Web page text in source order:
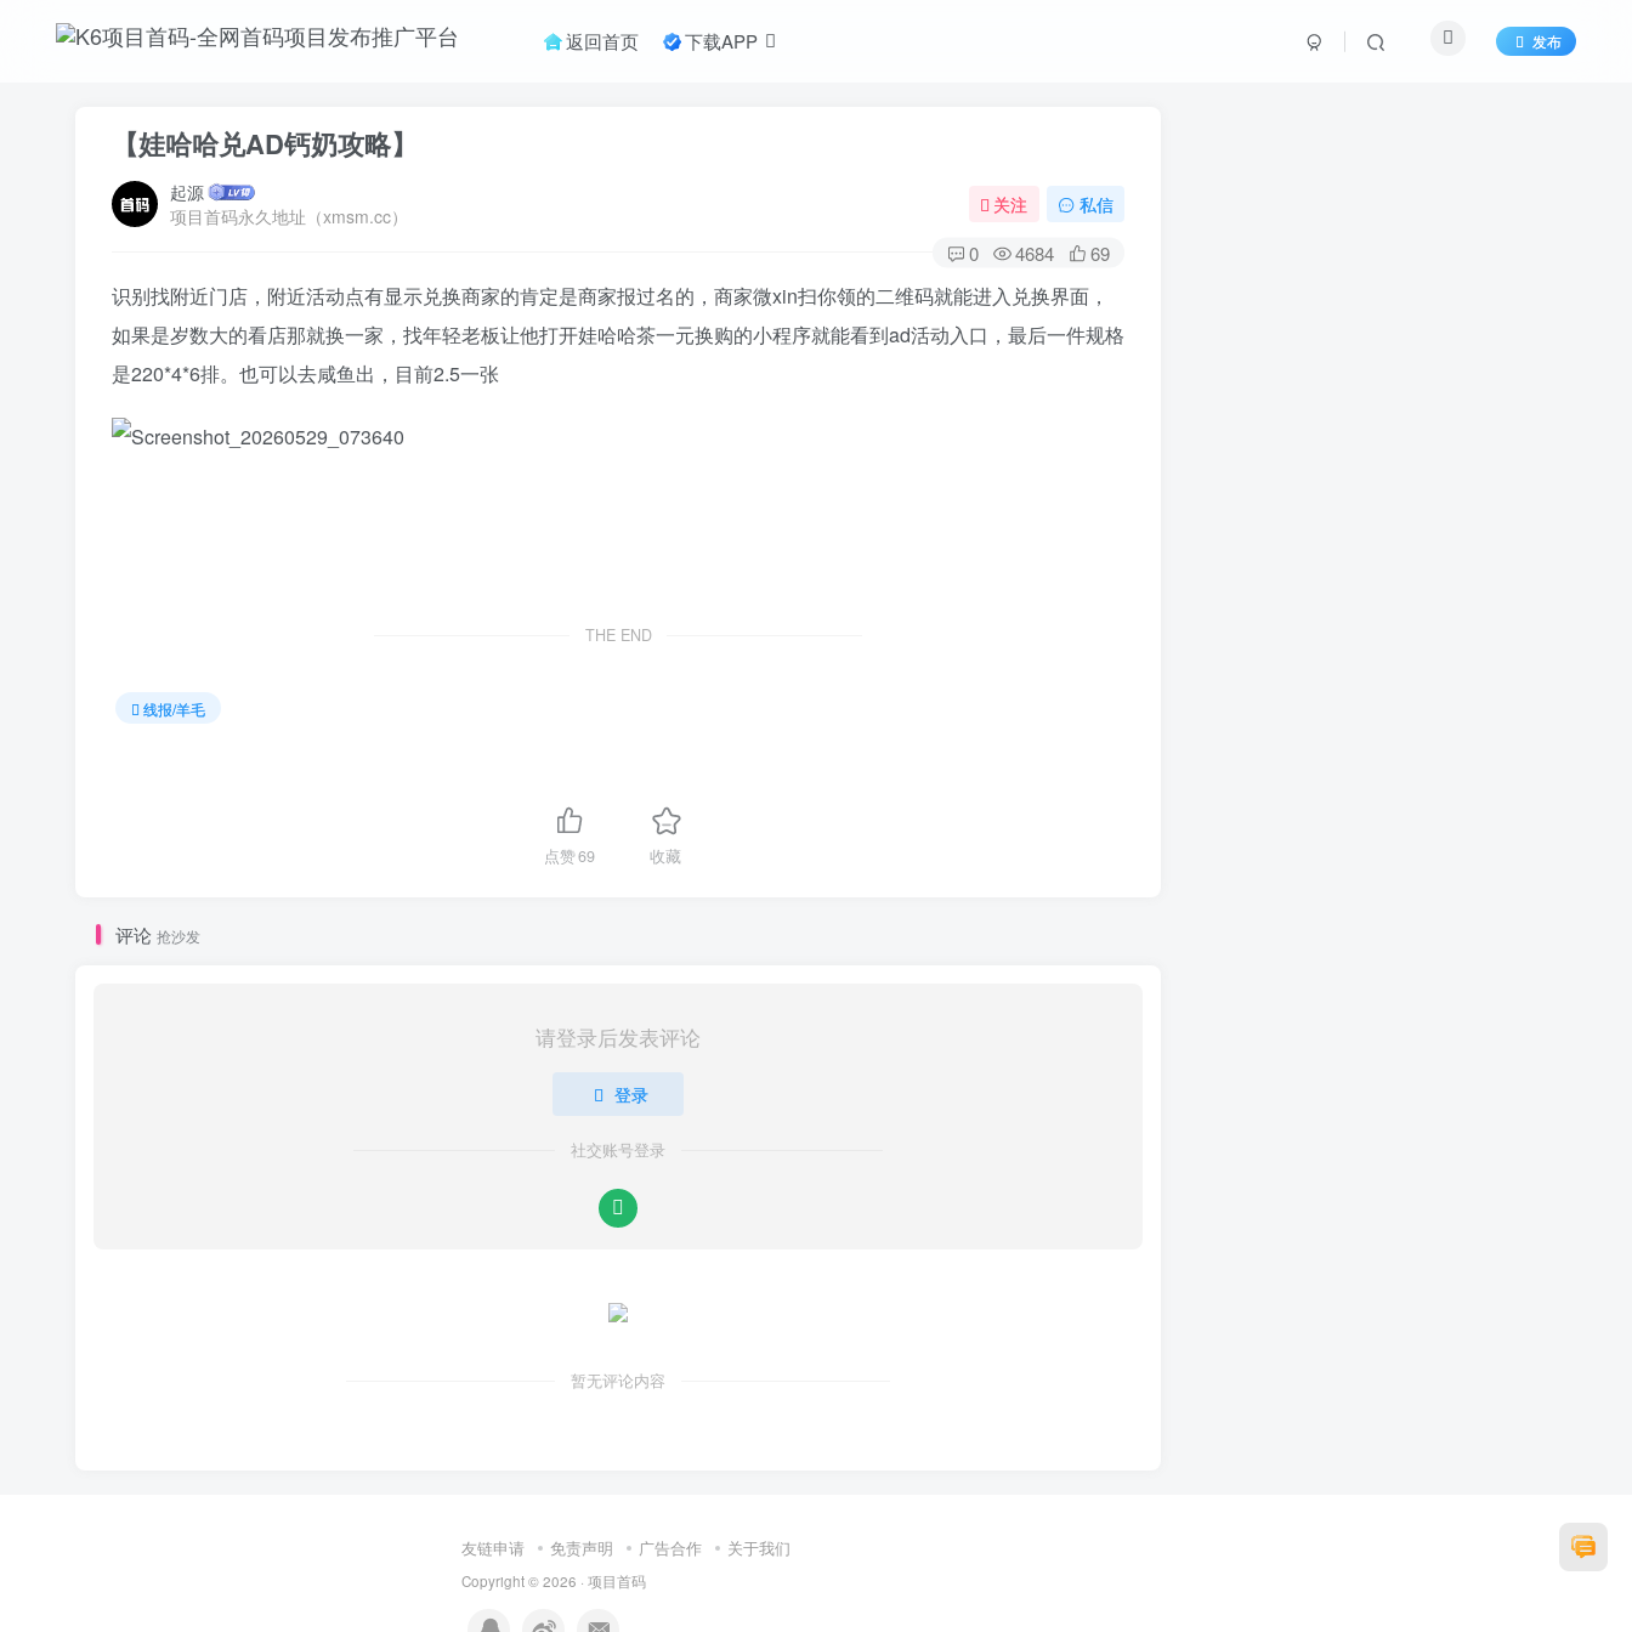
返回首页 下载APP 发布
【娃哈哈兑AD钙奶攻略】
起源
项目首码永久地址（xmsm.cc）
关注 私信
0 4684 69
识别找附近门店，附近活动点有显示兑换商家的肯定是商家报过名的，商家微xin扫你领的二维码就能进入兑换界面，
如果是岁数大的看店那就换一家，找年轻老板让他打开娃哈哈茶一元换购的小程序就能看到ad活动入口，最后一件规格
是220*4*6排。也可以去咸鱼出，目前2.5一张
THE END
线报/羊毛
点赞69 收藏
评论 抢沙发
请登录后发表评论
登录
社交账号登录
暂无评论内容
友链申请 免责声明 广告合作 关于我们
Copyright © 2026 · 项目首码